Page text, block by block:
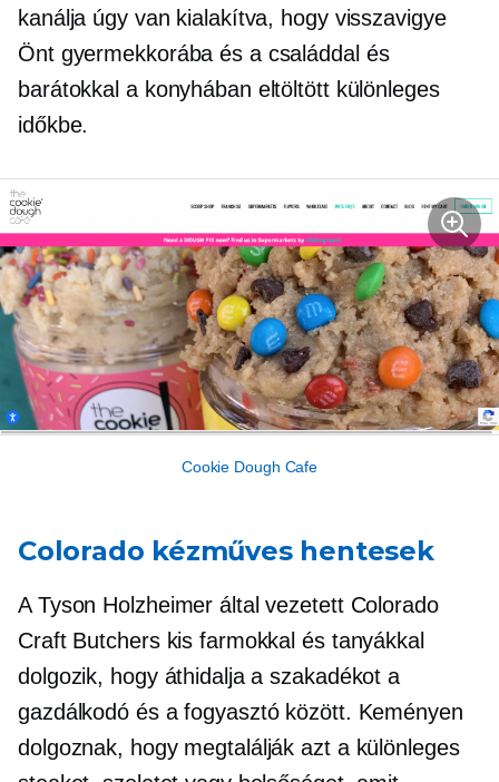
kanálja úgy van kialakítva, hogy visszavigye
Önt gyermekkorába és a családdal és
barátokkal a konyhában eltöltött különleges
időkbe.
Cookie Dough Cafe
Colorado kézműves hentesek
A Tyson Holzheimer által vezetett Colorado
Craft Butchers kis farmokkal és tanyákkal
dolgozik, hogy áthidalja a szakadékot a
gazdálkodó és a fogyasztó között. Keményen
dolgoznak, hogy megtalálják azt a különleges